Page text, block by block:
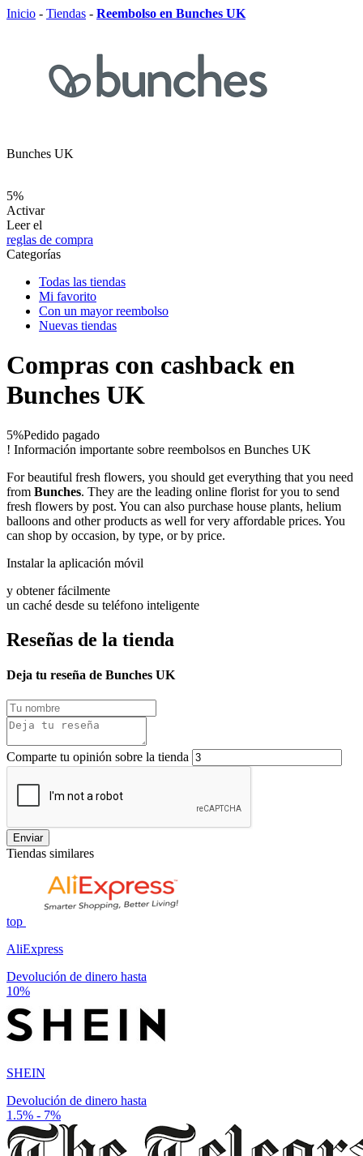
Inicio - Tiendas - Reembolso en Bunches UK
Bunches UK
5%
Activar
Leer el
reglas de compra
Categorías
Todas las tiendas
Mi favorito
Con un mayor reembolso
Nuevas tiendas
Compras con cashback en
Bunches UK
5%Pedido pagado
! Información importante sobre reembolsos en Bunches UK
For beautiful fresh flowers, you should get everything that you need
from Bunches. They are the leading online florist for you to send
fresh flowers by post. You can also purchase house plants, helium
balloons and other products as well for very affordable prices. You
can shop by occasion, by type, or by price.
Instalar la aplicación móvil
y obtener fácilmente
un caché desde su teléfono inteligente
Reseñas de la tienda
Deja tu reseña de Bunches UK
Comparte tu opinión sobre la tienda
Enviar
Tiendas similares
top
AliExpress
Devolución de dinero hasta
10%
SHEIN
Devolución de dinero hasta
1.5% - 7%